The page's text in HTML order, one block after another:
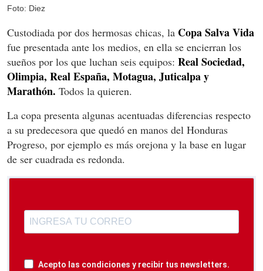
Foto: Diez
Custodiada por dos hermosas chicas, la Copa Salva Vida
fue presentada ante los medios, en ella se encierran los
sueños por los que luchan seis equipos: Real Sociedad,
Olimpia, Real España, Motagua, Juticalpa y
Marathón. Todos la quieren.
La copa presenta algunas acentuadas diferencias respecto
a su predecesora que quedó en manos del Honduras
Progreso, por ejemplo es más orejona y la base en lugar
de ser cuadrada es redonda.
Acepto las condiciones y recibir tus newsletters.